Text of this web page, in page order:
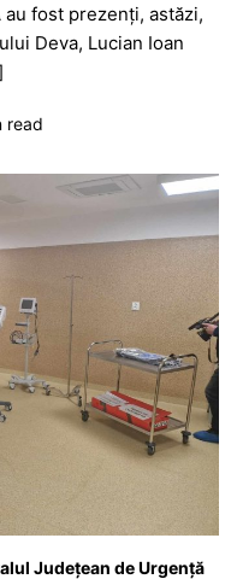
s
s
a
g
e
ta
ă
fost prezenți, astăzi,
Deva, Lucian Ioan
read
Județean de Urgență